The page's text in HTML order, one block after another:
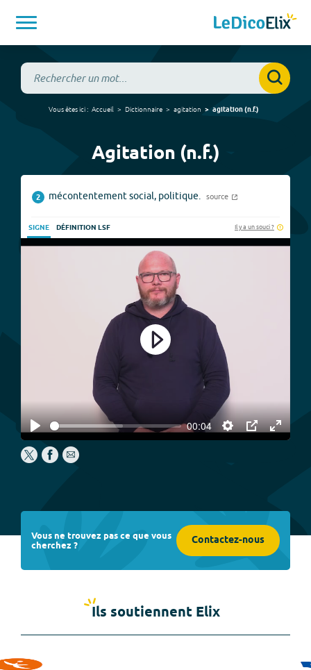
Vous êtes ici : Accueil Dictionnaire agitation agitation(n.f.)
Agitation (n.f.)
2 mécontentement social, politique. source
SIGNE DÉFINITION LSF Il y a un souci ?
Play
00:04
Settings
PIP
Enter
Play
Vous ne trouvez pas ce que vous
cherchez ? Contactez-nous
Ils soutiennent Elix